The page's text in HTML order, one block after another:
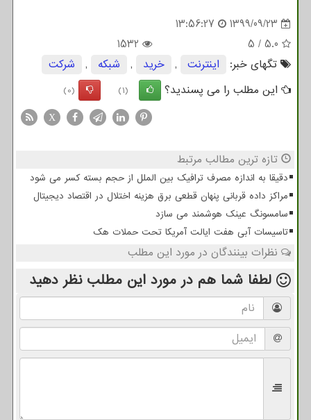
1399/09/23
13:56:27
5.0
/
5
1532
تگهای خبر:
اینترنت , خرید , شبكه ,
شركت
این مطلب را می پسندید؟
(1)
(0)
X
تازه ترین مطالب مرتبط
دقیقا به اندازه مصرف ترافیک بین الملل از حجم بسته کسر می شود
مراکز داده قربانی پنهان قطعی برق هزینه اختلال در اقتصاد دیجیتال
سامسونگ عینک هوشمند می سازد
تاسیسات آبی هفت ایالت آمریکا تحت حملات هک
نظرات بینندگان در مورد این مطلب
لطفا شما هم در مورد این مطلب نظر دهید